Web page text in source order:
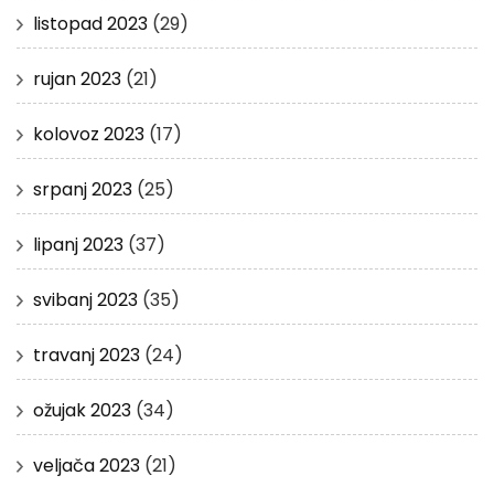
listopad 2023 (29)
rujan 2023 (21)
kolovoz 2023 (17)
srpanj 2023 (25)
lipanj 2023 (37)
svibanj 2023 (35)
travanj 2023 (24)
ožujak 2023 (34)
veljača 2023 (21)